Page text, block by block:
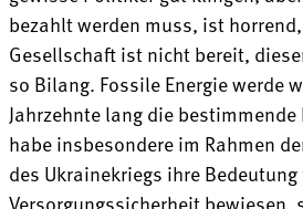
bezahlt werden muss, ist
Gesellschaft ist nicht bereit,
so Bilang. Fossile Energie werde
Jahrzehnte lang die
habe insbesondere im Rahmen
des Ukrainekriegs ihre
Versorgungssicherheit bewiesen,